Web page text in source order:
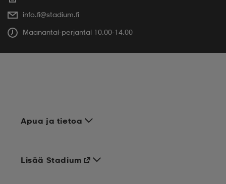
info.fi@stadium.fi
Maanantai-perjantai 10.00-14.00
Apua ja tietoa
Lisää Stadium